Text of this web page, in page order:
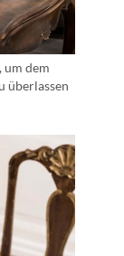
dem
überlassen